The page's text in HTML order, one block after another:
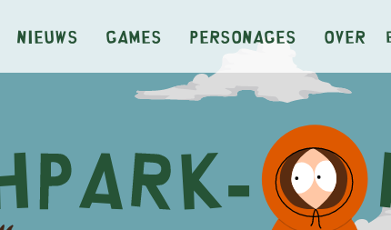
Nieuws Games Personages Over